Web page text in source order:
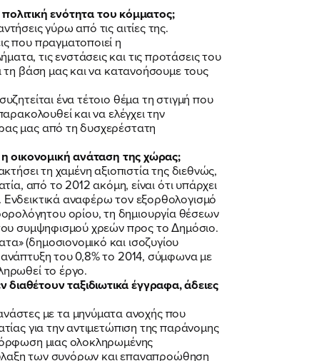
πολιτική ενότητα του κόμματος;
γύρω από τις αιτίες της.
που πραγματοποιεί η
τις ενστάσεις και τις προτάσεις του
τη βάση μας και να κατανοήσουμε τους
ένα τέτοιο θέμα τη στιγμή που
και να ελέγχει την
μας από τη δυσχερέστατη
οικονομική ανάταση της χώρας;
τη χαμένη αξιοπιστία της διεθνώς,
από το 2012 ακόμη, είναι ότι υπάρχει
αναφέρω τον εξορθολογισμό
ορίου, τη δημιουργία θέσεων
συμψηφισμού χρεών προς το Δημόσιο.
(δημοσιονομικό και ισοζυγίου
του 0,8% το 2014, σύμφωνα με
το έργο.
ταξιδιωτικά έγγραφα, άδειες
με τα μηνύματα ανοχής που
για την αντιμετώπιση της παράνομης
μιας ολοκληρωμένης
των συνόρων και επαναπροώθηση
Όρους Χρήσηςτου
Όρους Χρήσηςτου